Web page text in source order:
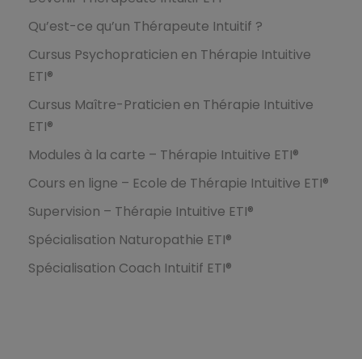
Qu’est-ce qu’un Thérapeute Intuitif ?
Cursus Psychopraticien en Thérapie Intuitive
ETI®
Cursus Maître-Praticien en Thérapie Intuitive
ETI®
Modules à la carte – Thérapie Intuitive ETI®
Cours en ligne – Ecole de Thérapie Intuitive ETI®
Supervision – Thérapie Intuitive ETI®
Spécialisation Naturopathie ETI®
Spécialisation Coach Intuitif ETI®